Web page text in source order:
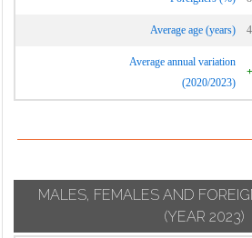
COGOLLOS DE
COLOMERA
LANJARÓN
LANTEIRA
LENTEGÍ
LOJA
LOS GUÁJARES
VALLE
VÁLOR
Average age (years)
Average annual variation
(2020/2023)
MALES, FEMALES AND
(YEAR 2023)